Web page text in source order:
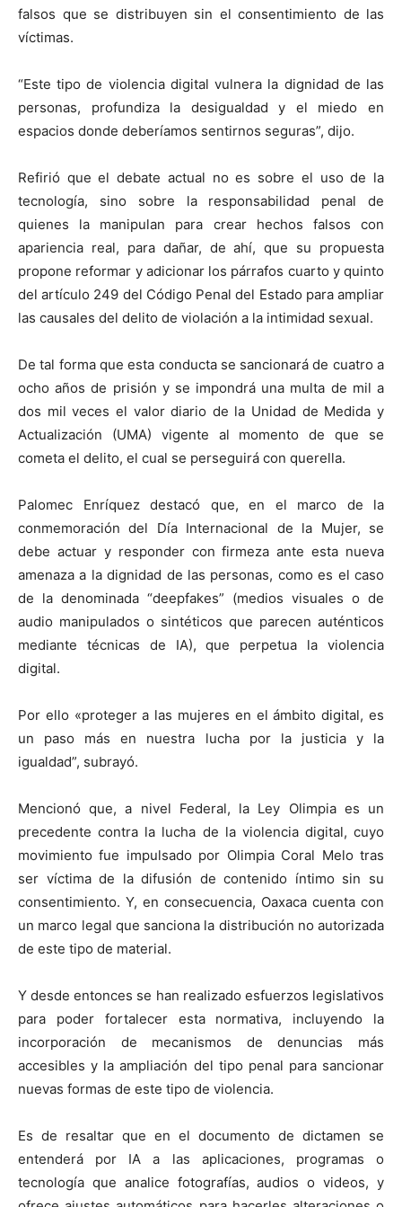
falsos que se distribuyen sin el consentimiento de las
víctimas.
“Este tipo de violencia digital vulnera la dignidad de las
personas, profundiza la desigualdad y el miedo en
espacios donde deberíamos sentirnos seguras”, dijo.
Refirió que el debate actual no es sobre el uso de la
tecnología, sino sobre la responsabilidad penal de
quienes la manipulan para crear hechos falsos con
apariencia real, para dañar, de ahí, que su propuesta
propone reformar y adicionar los párrafos cuarto y quinto
del artículo 249 del Código Penal del Estado para ampliar
las causales del delito de violación a la intimidad sexual.
De tal forma que esta conducta se sancionará de cuatro a
ocho años de prisión y se impondrá una multa de mil a
dos mil veces el valor diario de la Unidad de Medida y
Actualización (UMA) vigente al momento de que se
cometa el delito, el cual se perseguirá con querella.
Palomec Enríquez destacó que, en el marco de la
conmemoración del Día Internacional de la Mujer, se
debe actuar y responder con firmeza ante esta nueva
amenaza a la dignidad de las personas, como es el caso
de la denominada “deepfakes” (medios visuales o de
audio manipulados o sintéticos que parecen auténticos
mediante técnicas de IA), que perpetua la violencia
digital.
Por ello «proteger a las mujeres en el ámbito digital, es
un paso más en nuestra lucha por la justicia y la
igualdad”, subrayó.
Mencionó que, a nivel Federal, la Ley Olimpia es un
precedente contra la lucha de la violencia digital, cuyo
movimiento fue impulsado por Olimpia Coral Melo tras
ser víctima de la difusión de contenido íntimo sin su
consentimiento. Y, en consecuencia, Oaxaca cuenta con
un marco legal que sanciona la distribución no autorizada
de este tipo de material.
Y desde entonces se han realizado esfuerzos legislativos
para poder fortalecer esta normativa, incluyendo la
incorporación de mecanismos de denuncias más
accesibles y la ampliación del tipo penal para sancionar
nuevas formas de este tipo de violencia.
Es de resaltar que en el documento de dictamen se
entenderá por IA a las aplicaciones, programas o
tecnología que analice fotografías, audios o videos, y